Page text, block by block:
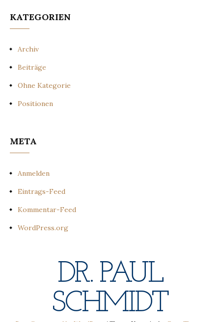
KATEGORIEN
Archiv
Beiträge
Ohne Kategorie
Positionen
META
Anmelden
Eintrags-Feed
Kommentar-Feed
WordPress.org
DR. PAUL
SCHMIDT